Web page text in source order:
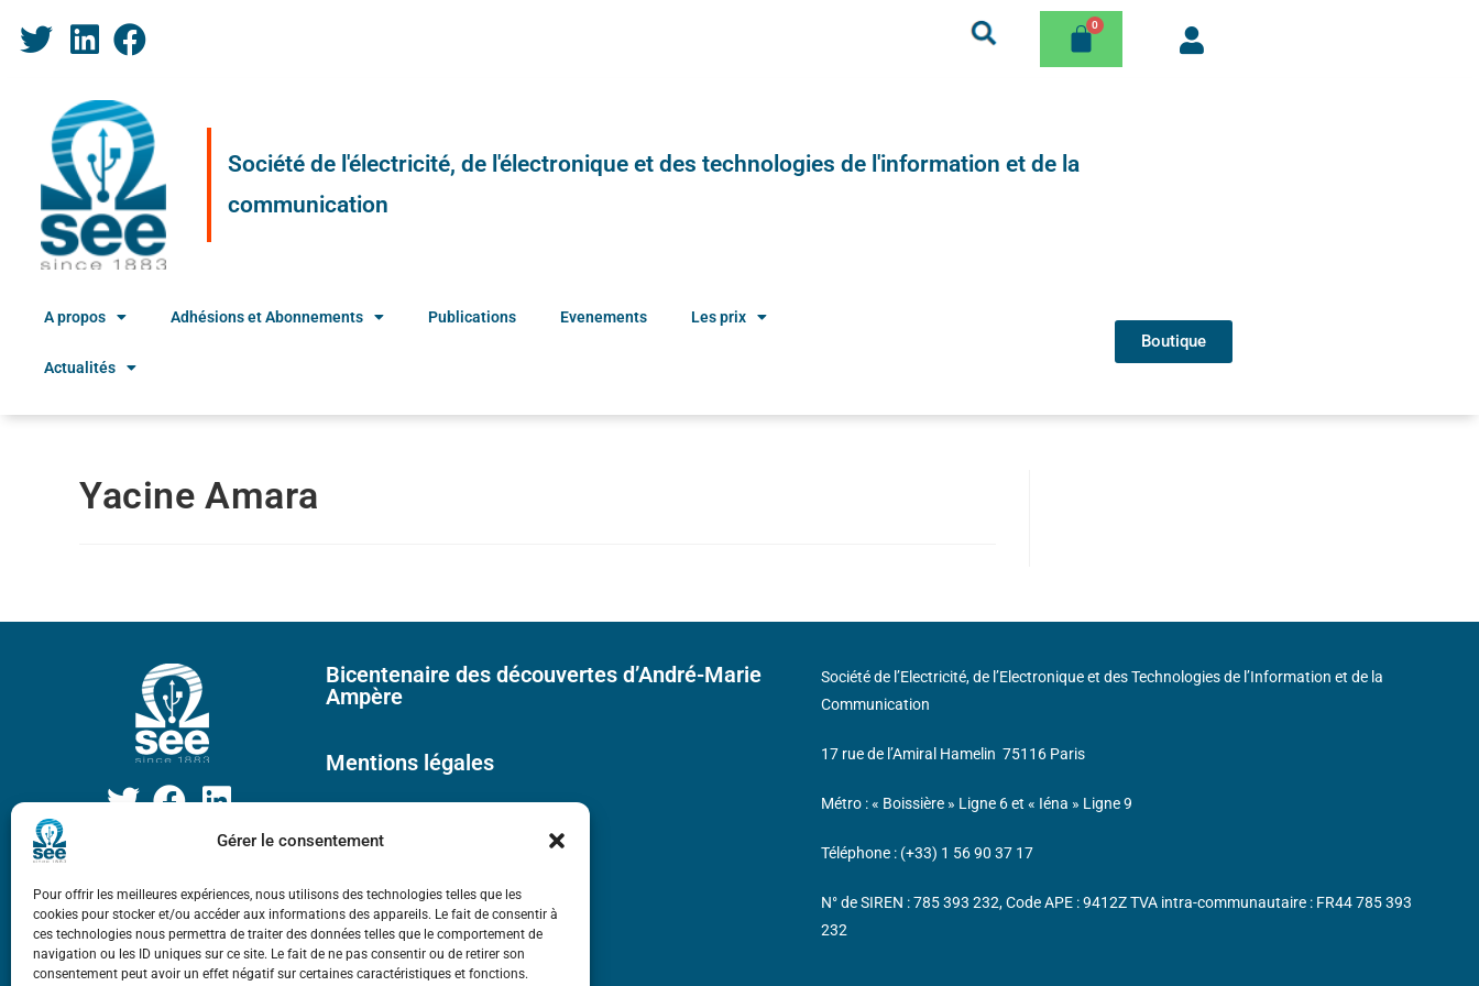
Gérer le consentement
Pour offrir les meilleures expériences, nous utilisons des technologies telles que les
cookies pour stocker et/ou accéder aux informations des appareils. Le fait de consentir à
ces technologies nous permettra de traiter des données telles que le comportement de
navigation ou les ID uniques sur ce site. Le fait de ne pas consentir ou de retirer son
consentement peut avoir un effet négatif sur certaines caractéristiques et fonctions.
Société de l'électricité, de l'électronique et des technologies de l'information et de la
communication
A propos Adhésions et Abonnements Publications Evenements Les prix
Actualités
Boutique
Yacine Amara
Bicentenaire des découvertes d’André-Marie
Ampère
Mentions légales
Société de l’Electricité, de l’Electronique et des Technologies de l’Information et de la
Communication
17 rue de l’Amiral Hamelin 75116 Paris
Métro : « Boissière » Ligne 6 et « Iéna » Ligne 9
Téléphone : (+33) 1 56 90 37 17
N° de SIREN : 785 393 232, Code APE : 9412Z TVA intra-communautaire : FR44 785 393
232